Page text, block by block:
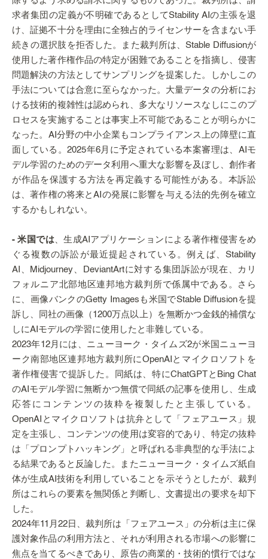
求者集団の定義が不明確であるとしてStability AIの主張を退
け、証拠不十分を理由に全独占的ライセンサーを含まない手
続きの選択肢を拒否した。また裁判所は、Stable Diffusionが
使用した著作権作品の特定が困難であることを指摘し、侵害
問題解決の方法としてサンプリングを提案した。しかしこの
手法については合意に至らなかった。大量データの分析にお
ける技術的複雑性は認められ、多大なリソースなしにこのプ
ロセスを実施することは事実上不可能であることが明らかに
なった。AI分野の中小企業もコンプライアンス上の障壁に直
面している。2025年6月に予定されている本案審理は、AIモ
デル学習のためのデータ利用へ重大な影響を及ぼし、創作者
が作品を保護する方法を再定義する可能性がある。本訴訟
は、著作権の将来とAIの発展に影響を与える法的先例を確立
するかもしれない。
- 米国では、生成AIアプリケーションによる著作権侵害をめ
ぐる複数の訴訟が最近提起されている。例えば、Stability
AI、Midjourney、DeviantArtに対する集団訴訟が現在、カリ
フォルニア北部地区連邦地方裁判所で係属中である。さら
に、画像バンクのGetty Imagesも米国でStable Diffusionを提
訴し、同社の画像（1200万点以上）を無断かつ金銭的補償な
しにAIモデルの学習に使用したと非難している。
2023年12月には、ニューヨーク・タイムズ2が米国ニューヨ
ーク南部地区連邦地方裁判所にOpenAIとマイクロソフトを
著作権侵害で提訴した。同紙は、特にChatGPTとBing Chat
のAIモデル学習に無断かつ無償で同紙の記事を使用し、生成
応答にコンテンツの抜粋を複製したと主張している。
OpenAIとマイクロソフトは抗弁として「フェアユース」規
定を主張し、コンテンツの使用は変容的であり、特定の抜粋
は「プロンプトハッキング」と呼ばれる非典型的な手法によ
る結果であると反論した。またニューヨーク・タイムズ紙自
体が生成AI技術を利用していることを示そうとしたが、裁判
所はこれらの要素を無関係と判断し、文書提出の要求を却下
した。
2024年11月22日、裁判所は「フェアユース」の分析は主に保
護対象作品の利用方法と、それが利用される市場への影響に
焦点を当てるべきであり、原告の商業的・技術的慣行ではな